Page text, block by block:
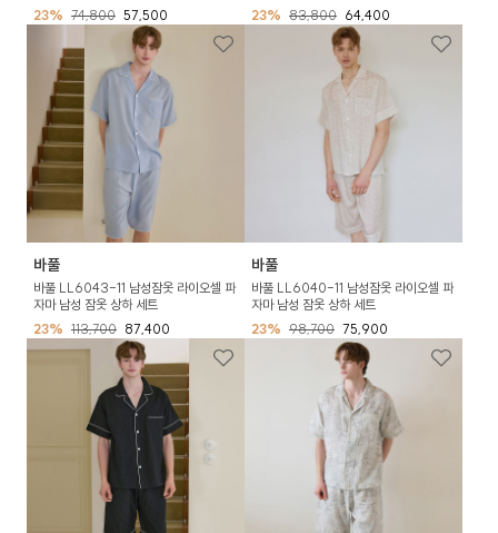
23% 74,800 57,500
23% 83,800 64,400
바풀
바풀 LL6043-11 남성잠옷 라이오셀 파
자마 남성 잠옷 상하 세트
23% 113,700 87,400
바풀
바풀 LL6040-11 남성잠옷 라이오셀 파
자마 남성 잠옷 상하 세트
23% 98,700 75,900